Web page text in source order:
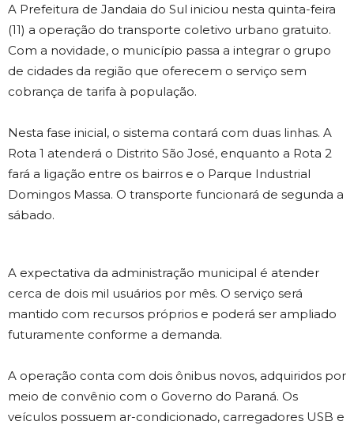
A Prefeitura de Jandaia do Sul iniciou nesta quinta-feira
(11) a operação do transporte coletivo urbano gratuito.
Com a novidade, o município passa a integrar o grupo
de cidades da região que oferecem o serviço sem
cobrança de tarifa à população.
Nesta fase inicial, o sistema contará com duas linhas. A
Rota 1 atenderá o Distrito São José, enquanto a Rota 2
fará a ligação entre os bairros e o Parque Industrial
Domingos Massa. O transporte funcionará de segunda a
sábado.
A expectativa da administração municipal é atender
cerca de dois mil usuários por mês. O serviço será
mantido com recursos próprios e poderá ser ampliado
futuramente conforme a demanda.
A operação conta com dois ônibus novos, adquiridos por
meio de convênio com o Governo do Paraná. Os
veículos possuem ar-condicionado, carregadores USB e